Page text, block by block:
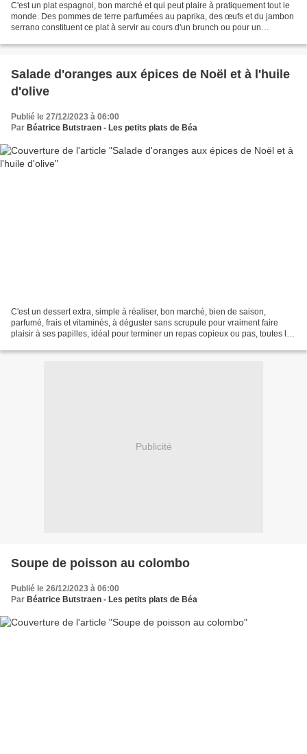
C'est un plat espagnol, bon marché et qui peut plaire à pratiquement tout le
monde. Des pommes de terre parfumées au paprika, des œufs et du jambon
serrano constituent ce plat à servir au cours d'un brunch ou pour un
Salade d'oranges aux épices de Noël et à l'huile
d'olive
Publié le 27/12/2023 à 06:00
Par Béatrice Butstraen - Les petits plats de Béa
C'est un dessert extra, simple à réaliser, bon marché, bien de saison,
parfumé, frais et vitaminés, à déguster sans scrupule pour vraiment faire
plaisir à ses papilles, idéal pour terminer un repas copieux ou pas, toutes les
Publicité
Soupe de poisson au colombo
Publié le 26/12/2023 à 06:00
Par Béatrice Butstraen - Les petits plats de Béa